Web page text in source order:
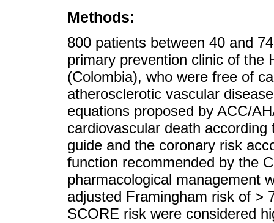
Methods:
800 patients between 40 and
primary prevention clinic of the
(Colombia), who were free of
atherosclerotic vascular
equations proposed by ACC/
cardiovascular death
guide and the coronary risk
function recommended by the
pharmacological management
adjusted Framingham risk of >
SCORE risk were considered